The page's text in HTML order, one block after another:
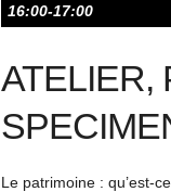
16:00-17:00
ATELIER,
Le patrimoine : qu’est-